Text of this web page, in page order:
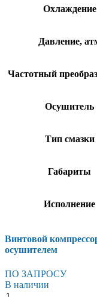
Охлаждение
Давление,
Частотный
Осушитель
Тип смазки
Габариты
Исполнение
Винтовой
осушителем
ПО ЗАПРОСУ
В наличии
Винтовой